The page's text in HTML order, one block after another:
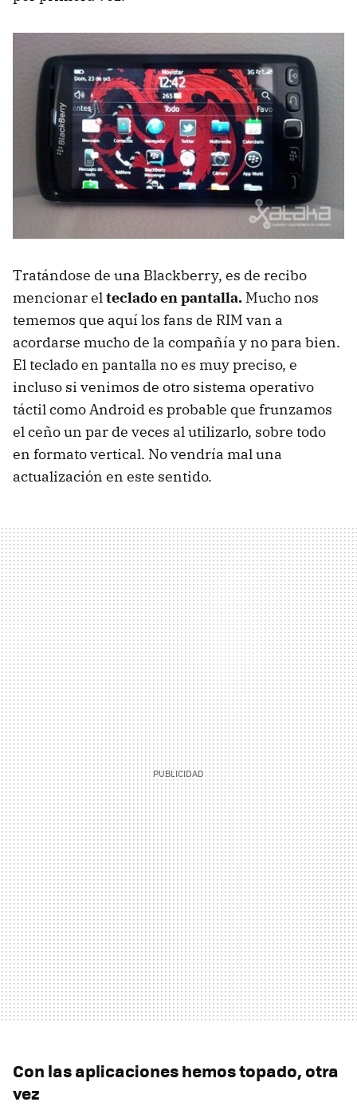
Tratándose de una Blackberry, es de recibo
mencionar elteclado en pantalla. Mucho nos
tememos que aquí los fans de RIM van a
acordarse mucho de la compañía y no para bien.
El teclado en pantalla no es muy preciso, e
incluso si venimos de otro sistema operativo
táctil como Android es probable que frunzamos
el ceño un par de veces al utilizarlo, sobre todo
en formato vertical. No vendría mal una
actualización en este sentido.
Con las aplicaciones hemos topado, otra
vez